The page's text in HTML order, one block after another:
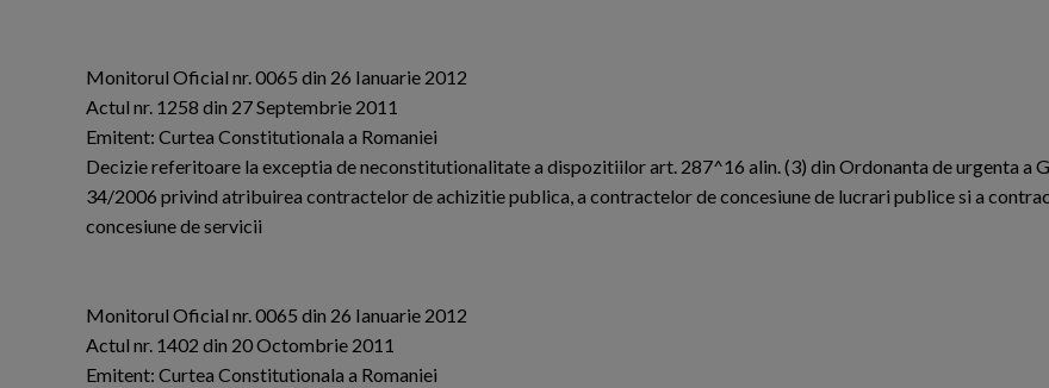
Monitorul Oficial nr. 0065 din 26 Ianuarie 2012
Actul nr. 1258 din 27 Septembrie 2011
Emitent: Curtea Constitutionala a Romaniei
Decizie referitoare la exceptia de neconstitutionalitate a dispozitiilor art. 287^16 alin. (3) din Ordonanta de urgenta a
34/2006 privind atribuirea contractelor de achizitie publica, a contractelor de concesiune de lucrari publice si a
concesiune de servicii
Monitorul Oficial nr. 0065 din 26 Ianuarie 2012
Actul nr. 1402 din 20 Octombrie 2011
Emitent: Curtea Constitutionala a Romaniei